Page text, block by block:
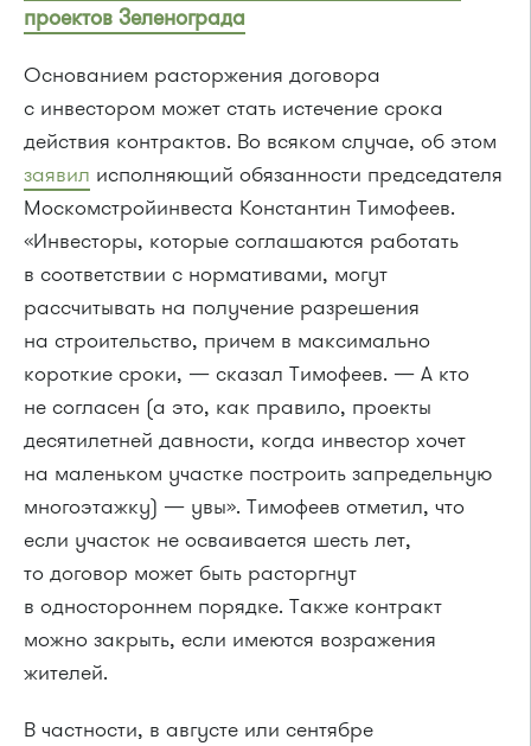
проектов Зеленограда
Основанием расторжения договора
с инвестором может стать истечение срока
действия контрактов. Во всяком случае, об этом
заявил исполняющий обязанности председателя
Москомстройинвеста Константин Тимофеев.
«Инвесторы, которые соглашаются работать
в соответствии с нормативами, могут
рассчитывать на получение разрешения
на строительство, причем в максимально
короткие сроки, — сказал Тимофеев. — А кто
не согласен (а это, как правило, проекты
десятилетней давности, когда инвестор хочет
на маленьком участке построить запредельную
многоэтажку) — увы». Тимофеев отметил, что
если участок не осваивается шесть лет,
то договор может быть расторгнут
в одностороннем порядке. Также контракт
можно закрыть, если имеются возражения
жителей.
В частности, в августе или сентябре